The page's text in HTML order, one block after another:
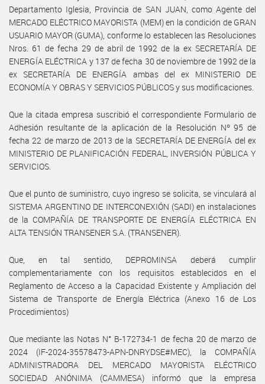
Departamento Iglesia, Provincia de SAN JUAN, como Agente del
MERCADO ELÉCTRICO MAYORISTA (MEM) en la condición de GRAN
USUARIO MAYOR (GUMA), conforme lo establecen las Resoluciones
Nros. 61 de fecha 29 de abril de 1992 de la ex SECRETARÍA DE
ENERGÍA ELÉCTRICA y 137 de fecha 30 de noviembre de 1992 de la
ex SECRETARÍA DE ENERGÍA ambas del ex MINISTERIO DE
ECONOMÍA Y OBRAS Y SERVICIOS PÚBLICOS y sus modificaciones.
Que la citada empresa suscribió el correspondiente Formulario de
Adhesión resultante de la aplicación de la Resolución Nº 95 de
fecha 22 de marzo de 2013 de la SECRETARÍA DE ENERGÍA del ex
MINISTERIO DE PLANIFICACIÓN FEDERAL, INVERSIÓN PÚBLICA Y
SERVICIOS.
Que el punto de suministro, cuyo ingreso se solicita, se vinculará al
SISTEMA ARGENTINO DE INTERCONEXIÓN (SADI) en instalaciones
de la COMPAÑÍA DE TRANSPORTE DE ENERGÍA ELÉCTRICA EN
ALTA TENSIÓN TRANSENER S.A. (TRANSENER).
Que, en tal sentido, DEPROMINSA deberá cumplir
complementariamente con los requisitos establecidos en el
Reglamento de Acceso a la Capacidad Existente y Ampliación del
Sistema de Transporte de Energía Eléctrica (Anexo 16 de Los
Procedimientos)
Que mediante las Notas N° B-172734-1 de fecha 20 de marzo de
2024 (IF-2024-35578473-APN-DNRYDSE#MEC), la COMPAÑÍA
ADMINISTRADORA DEL MERCADO MAYORISTA ELÉCTRICO
SOCIEDAD ANÓNIMA (CAMMESA) informó que la empresa